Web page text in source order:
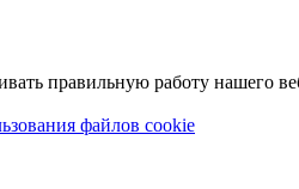
правильную работу нашего
файлов cookie